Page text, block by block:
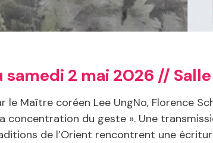
samedi 2 mai 2026 //
le Maître coréen Lee UngNo, Florence
concentration du geste ». Une
de l’Orient rencontrent une